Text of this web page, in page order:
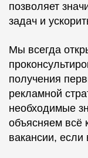
позволяет
задач и
Мы всегда
получения
рекламной
необходимые
объясняем всё
вакансии, если